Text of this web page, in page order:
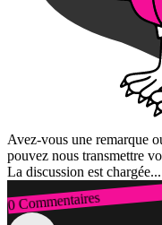
Avez-vous une remarque
pouvez nous transmettre
La discussion est chargée...
0 Commentaires
Connexion